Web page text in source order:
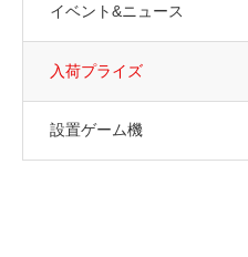
イベント&ニュース
入荷プライズ
設置ゲーム機